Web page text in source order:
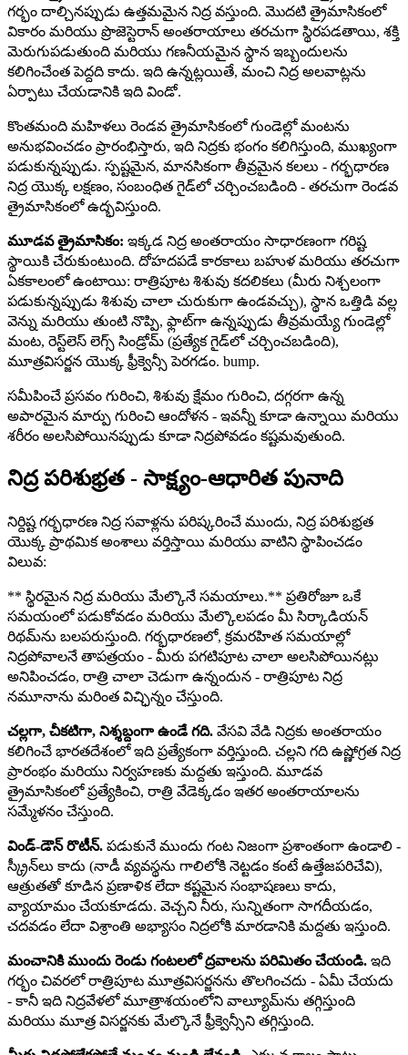
గర్భం దాల్చినప్పుడు ఉత్తమమైన నిద్ర వస్తుంది. మొదటి త్రైమాసికంలో
వికారం మరియు ప్రొజెస్టెరాన్ అంతరాయాలు తరచుగా స్థిరపడతాయి, శక్తి
మెరుగుపడుతుంది మరియు గణనీయమైన స్థాన ఇబ్బందులను
కలిగించేంత పెద్దది కాదు. ఇది ఉన్నట్లయితే, మంచి నిద్ర అలవాట్లను
ఏర్పాటు చేయడానికి ఇది విండో.
కొంతమంది మహిళలు రెండవ త్రైమాసికంలో గుండెల్లో మంటను
అనుభవించడం ప్రారంభిస్తారు, ఇది నిద్రకు భంగం కలిగిస్తుంది, ముఖ్యంగా
పడుకున్నప్పుడు. స్పష్టమైన, మానసికంగా తీవ్రమైన కలలు - గర్భధారణ
నిద్ర యొక్క లక్షణం, సంబంధిత గైడ్‌లో చర్చించబడింది - తరచుగా రెండవ
త్రైమాసికంలో ఉద్భవిస్తుంది.
మూడవ త్రైమాసికం: ఇక్కడ నిద్ర అంతరాయం సాధారణంగా గరిష్ట
స్థాయికి చేరుకుంటుంది. దోహదపడే కారకాలు బహుళ మరియు తరచుగా
ఏకకాలంలో ఉంటాయి: రాత్రిపూట శిశువు కదలికలు (మీరు నిశ్చలంగా
పడుకున్నప్పుడు శిశువు చాలా చురుకుగా ఉండవచ్చు), స్థాన ఒత్తిడి వల్ల
వెన్ను మరియు తుంటి నొప్పి, ఫ్లాట్‌గా ఉన్నప్పుడు తీవ్రమయ్యే గుండెల్లో
మంట, రెస్ట్‌లెస్ లెగ్స్ సిండ్రోమ్ (ప్రత్యేక గైడ్‌లో చర్చించబడింది),
మూత్రవిసర్జన యొక్క ఫ్రీక్వెన్సీ పెరగడం. bump.
సమీపించే ప్రసవం గురించి, శిశువు క్షేమం గురించి, దగ్గరగా ఉన్న
అపారమైన మార్పు గురించి ఆందోళన - ఇవన్నీ కూడా ఉన్నాయి మరియు
శరీరం అలసిపోయినప్పుడు కూడా నిద్రపోవడం కష్టమవుతుంది.
నిద్ర పరిశుభ్రత - సాక్ష్యం-ఆధారిత పునాది
నిర్దిష్ట గర్భధారణ నిద్ర సవాళ్లను పరిష్కరించే ముందు, నిద్ర పరిశుభ్రత
యొక్క ప్రాథమిక అంశాలు వర్తిస్తాయి మరియు వాటిని స్థాపించడం
విలువ:
** స్థిరమైన నిద్ర మరియు మేల్కొనే సమయాలు.** ప్రతిరోజూ ఒకే
సమయంలో పడుకోవడం మరియు మేల్కొలపడం మీ సిర్కాడియన్
రిథమ్‌ను బలపరుస్తుంది. గర్భధారణలో, క్రమరహిత సమయాల్లో
నిద్రపోవాలనే తాపత్రయం - మీరు పగటిపూట చాలా అలసిపోయినట్లు
అనిపించడం, రాత్రి చాలా చెడుగా ఉన్నందున - రాత్రిపూట నిద్ర
నమూనాను మరింత విచ్ఛిన్నం చేస్తుంది.
చల్లగా, చీకటిగా, నిశ్శబ్దంగా ఉండే గది. వేసవి వేడి నిద్రకు అంతరాయం
కలిగించే భారతదేశంలో ఇది ప్రత్యేకంగా వర్తిస్తుంది. చల్లని గది ఉష్ణోగ్రత నిద్ర
ప్రారంభం మరియు నిర్వహణకు మద్దతు ఇస్తుంది. మూడవ
త్రైమాసికంలో ప్రత్యేకించి, రాత్రి వేడెక్కడం ఇతర అంతరాయాలను
సమ్మేళనం చేస్తుంది.
విండ్-డౌన్ రొటీన్. పడుకునే ముందు గంట నిజంగా ప్రశాంతంగా ఉండాలి -
స్క్రీన్‌లు కాదు (నాడీ వ్యవస్థను గాలిలోకి నెట్టడం కంటే ఉత్తేజపరిచేవి),
ఆత్రుతతో కూడిన ప్రణాళిక లేదా కష్టమైన సంభాషణలు కాదు,
వ్యాయామం చేయకూడదు. వెచ్చని నీరు, సున్నితంగా సాగదీయడం,
చదవడం లేదా విశ్రాంతి అభ్యాసం నిద్రలోకి మారడానికి మద్దతు ఇస్తుంది.
మంచానికి ముందు రెండు గంటలలో ద్రవాలను పరిమితం చేయండి. ఇది
గర్భం చివరలో రాత్రిపూట మూత్రవిసర్జనను తొలగించదు - ఏమీ చేయదు
- కానీ ఇది నిద్రవేళలో మూత్రాశయంలోని వాల్యూమ్‌ను తగ్గిస్తుంది
మరియు మూత్ర విసర్జనకు మేల్కొనే ఫ్రీక్వెన్సీని తగ్గిస్తుంది.